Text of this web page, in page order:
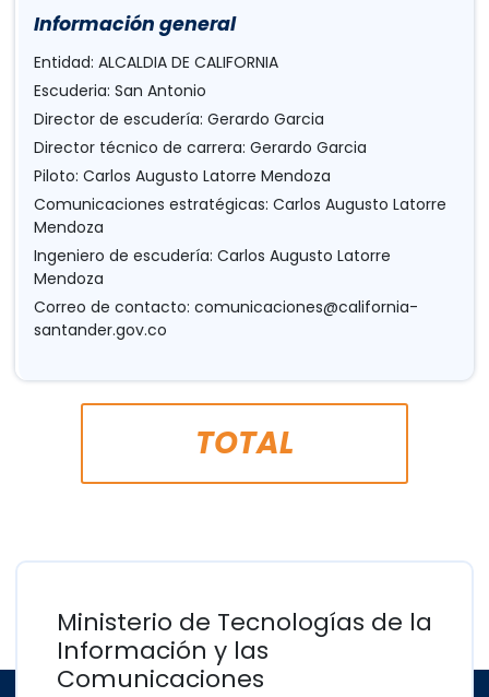
Información general
Entidad: ALCALDIA DE CALIFORNIA
Escuderia: San Antonio
Director de escudería: Gerardo Garcia
Director técnico de carrera: Gerardo Garcia
Piloto: Carlos Augusto Latorre Mendoza
Comunicaciones estratégicas: Carlos Augusto Latorre
Mendoza
Ingeniero de escudería: Carlos Augusto Latorre
Mendoza
Correo de contacto: comunicaciones@california-
santander.gov.co
TOTAL
Ministerio de Tecnologías de la
Información y las
Comunicaciones